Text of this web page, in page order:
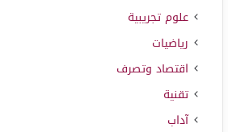
علوم تجريبية
رياضيات
اقتصاد وتصرف
تقنية
آداب